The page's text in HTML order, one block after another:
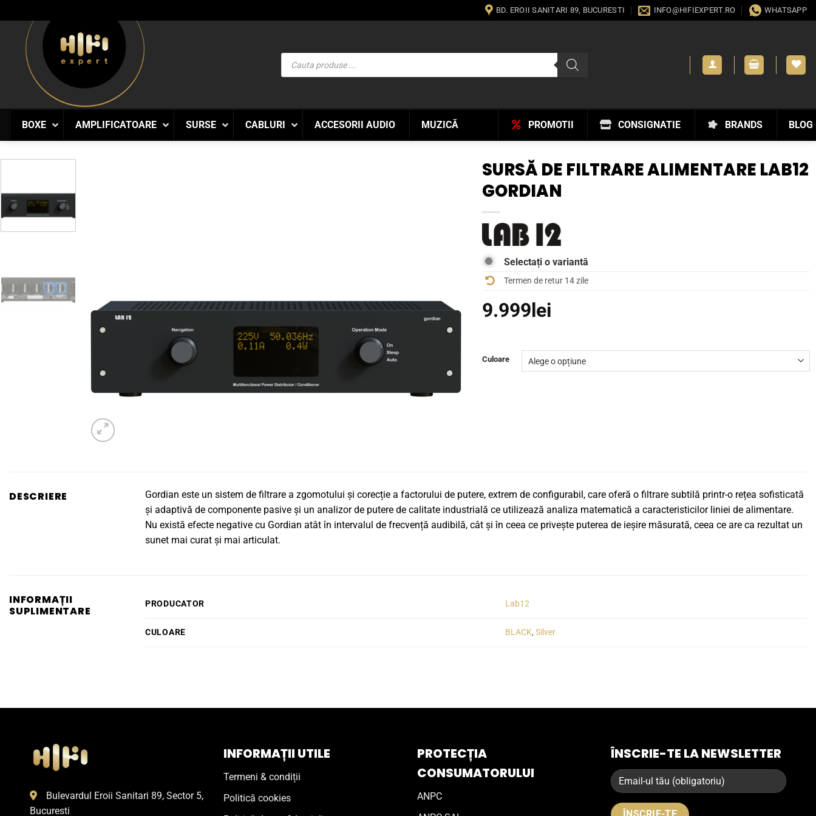
to
content
BD. EROII SANITARI 89, BUCURESTI INFO@HIFIEXPERT.RO WHATSAPP
Products
search
BOXE AMPLIFICATOARE SURSE CABLURI ACCESORII AUDIO MUZICĂ BLOG
BRANDS
CONSIGNATIE
PROMOTII
SURSĂ DE FILTRARE ALIMENTARE LAB12
GORDIAN
Selectați o variantă
Termen de retur 14 zile
9.999lei
Culoare
DESCRIERE
Gordian este un sistem de filtrare a zgomotului și corecție a factorului de putere, extrem de configurabil, care oferă o filtrare subtilă printr-o rețea sofisticată
și adaptivă de componente pasive și un analizor de putere de calitate industrială ce utilizează analiza matematică a caracteristicilor liniei de alimentare.
Nu există efecte negative cu Gordian atât în ​​intervalul de frecvență audibilă, cât și în ceea ce privește puterea de ieșire măsurată, ceea ce are ca rezultat un
sunet mai curat și mai articulat.
INFORMAȚII
SUPLIMENTARE
PRODUCATOR Lab12
CULOARE BLACK,Silver
Bulevardul Eroii Sanitari 89, Sector 5,
Bucuresti
INFORMAȚII UTILE
Termeni & condiții
Politică cookies
PROTECȚIA
CONSUMATORULUI
ANPC
ÎNSCRIE-TE LA NEWSLETTER